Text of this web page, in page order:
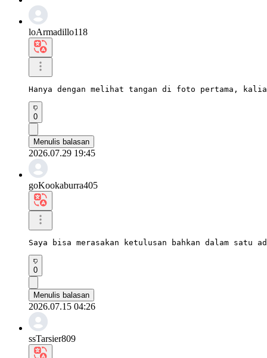
loArmadillo118
Hanya dengan melihat tangan di foto pertama,
0
Menulis balasan
2026.07.29 19:45
goKookaburra405
Saya bisa merasakan ketulusan bahkan dalam
0
Menulis balasan
2026.07.15 04:26
ssTarsier809